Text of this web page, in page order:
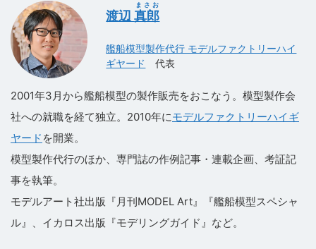
渡辺真郎
まさお
艦船模型製作代行 モデルファクトリーハイ
ギヤード
代表
2001年3月から艦船模型の製作販売をおこなう。模型製作会
社への就職を経て独立。2010年にモデルファクトリーハイギ
ヤード を開業。
模型製作代行のほか、専門誌の作例記事・連載企画、考証記
事を執筆。
モデルアート社出版『月刊MODEL Art』『艦船模型スペシャ
ル』、イカロス出版『モデリングガイド』など。